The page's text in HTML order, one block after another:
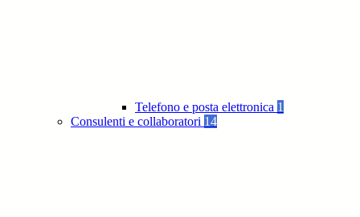
Telefono e posta elettronica 1
Consulenti e collaboratori 14